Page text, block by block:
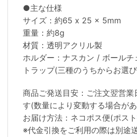
●主な仕様
サイズ：約65 x 25 x 5mm
重量：約8g
材質：透明アクリル製
ホルダー：ナスカン / ボールチ
トラップ(三種のうちからお選
商品ご発送目安：ご注文翌営業
す(数量により変動する場合があ
お届け方法：ネコポス便(ポス
※代金引換をご利用の際は別途